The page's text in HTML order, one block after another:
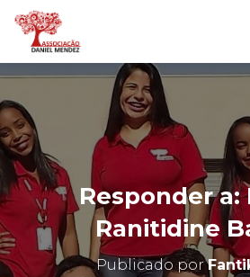
Responder a:
Ranitidine
Publicado por